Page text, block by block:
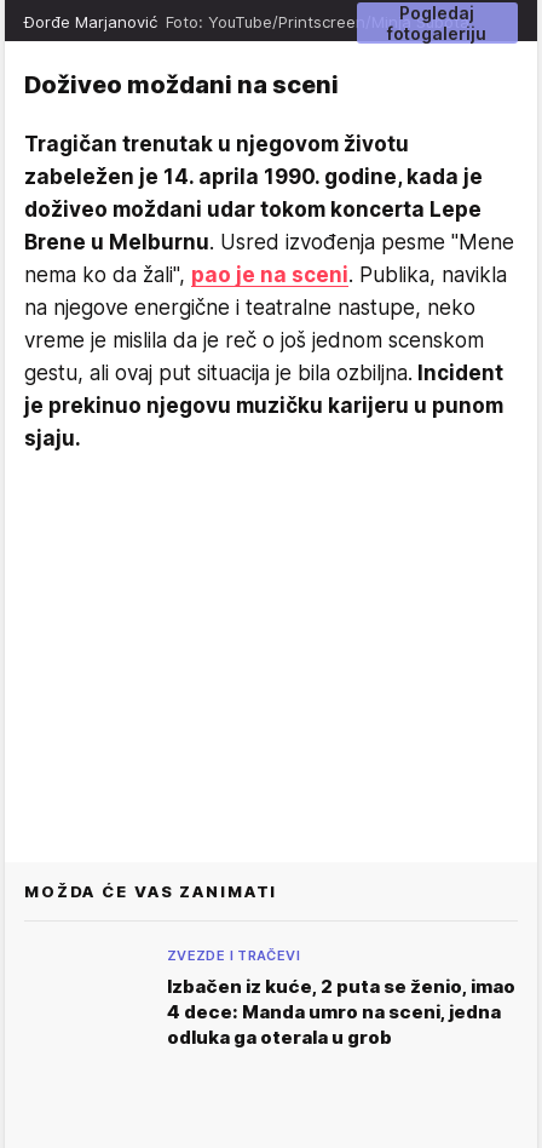
Pogledaj
fotogaleriju
Đorđe Marjanović Foto: YouTube/Printscreen/Minja Subota
Doživeo moždani na sceni
Tragičan trenutak u njegovom životu
zabeležen je 14. aprila 1990. godine, kada je
doživeo moždani udar tokom koncerta Lepe
Brene u Melburnu. Usred izvođenja pesme "Mene
nema ko da žali", pao je na sceni. Publika, navikla
na njegove energične i teatralne nastupe, neko
vreme je mislila da je reč o još jednom scenskom
gestu, ali ovaj put situacija je bila ozbiljna. Incident
je prekinuo njegovu muzičku karijeru u punom
sjaju.
MOŽDA ĆE VAS ZANIMATI
ZVEZDE I TRAČEVI
Izbačen iz kuće, 2 puta se ženio, imao
4 dece: Manda umro na sceni, jedna
odluka ga oterala u grob